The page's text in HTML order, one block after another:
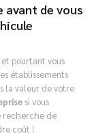
avant de vous
pourtant vous
établissements
la valeur de votre
si vous
recherche de
coût !